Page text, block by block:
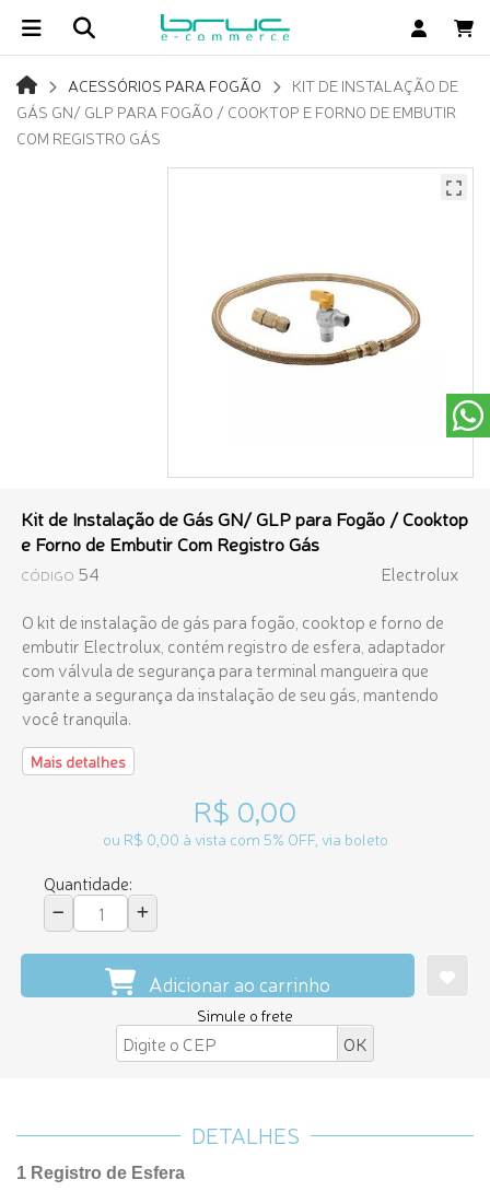
ACESSÓRIOS PARA FOGÃO
KIT DE INSTALAÇÃO DE
GÁS GN/ GLP PARA FOGÃO / COOKTOP E FORNO DE EMBUTIR
COM REGISTRO GÁS
Kit de Instalação de Gás GN/ GLP para Fogão / Cooktop
e Forno de Embutir Com Registro Gás
CÓDIGO 54
Electrolux
O kit de instalação de gás para fogão, cooktop e forno de
embutir Electrolux, contém registro de esfera, adaptador
com válvula de segurança para terminal mangueira que
garante a segurança da instalação de seu gás, mantendo
você tranquila.
Mais detalhes
R$ 0,00
ou R$ 0,00 à vista com 5% OFF, via boleto
Quantidade:
Adicionar ao carrinho
Simule o frete
DETALHES
1 Registro de Esfera